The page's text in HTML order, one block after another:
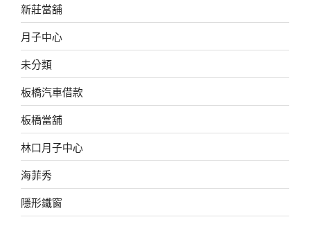
新莊當舖
月子中心
未分類
板橋汽車借款
板橋當舖
林口月子中心
海菲秀
隱形鐵窗